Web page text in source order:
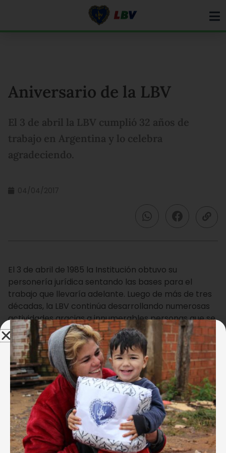
Aniversario de la LBV
El 3 de abril la LBV cumplió 32 años de
trabajo en Argentina y lo celebra
agradeciendo.
04/04/2017
El 3 de abril de 1985 la Institución obtuvo su
personería jurídica sentando las bases para el
trabajo que llevaría adelante. Luego de más de tres
décadas, la LBV continúa desarrollando numerosas
actividades gracias a innumerables personas que se
comprometieron a apoyar su propuesta a favor de
la comunidad.
Carlos César Da Silva
Los niños que recibieron educación, alimentación y
amparo en esos primeros años, ya son hombres y
mujeres, seguramente con sus propias familias. En
sus memorias habrá quedado su paso por la LBV, en
tanto que en la Institución ha quedado el eco de sus